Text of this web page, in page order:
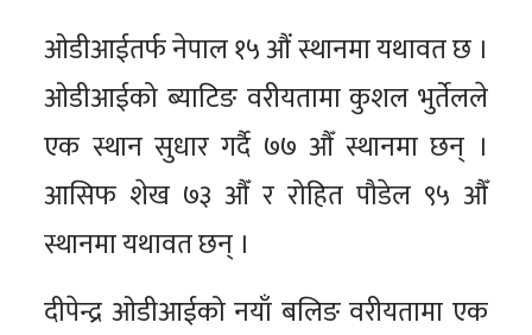
ओडीआईतर्फ नेपाल १५ औं स्थानमा यथावत छ ।
ओडीआईको ब्याटिङ वरीयतामा कुशल भुर्तेलले
एक स्थान सुधार गर्दै ७७ औँ स्थानमा छन् ।
आसिफ शेख ७३ औँ र रोहित पौडेल ९५ औँ
स्थानमा यथावत छन् ।
दीपेन्द्र ओडीआईको नयाँ बलिङ वरीयतामा एक